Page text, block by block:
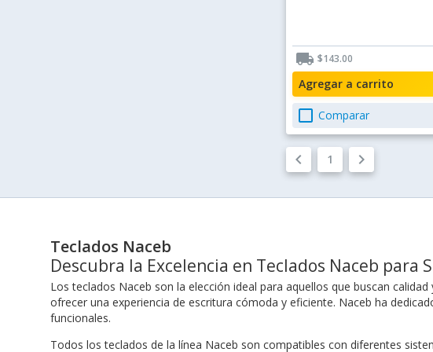
local_shipping $143.00
Agregar a carrito
check_box_outline_blank Comparar
keyboard_arrow_left 1 keyboard_arrow_right
Teclados Naceb
Descubra la Excelencia en Teclados Naceb para
Los teclados Naceb son la elección ideal para aquellos que buscan
ofrecer una experiencia de escritura cómoda y eficiente. Naceb ha
funcionales.
Todos los teclados de la línea Naceb son compatibles con diferentes